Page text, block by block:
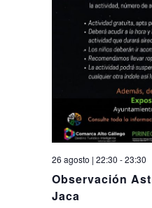
26 agosto | 22:30 -23:30
Observación
Jaca